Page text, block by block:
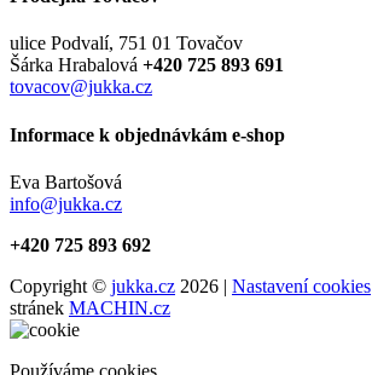
ulice Podvalí, 751 01 Tovačov
Šárka Hrabalová +420 725 893 691
tovacov@jukka.cz
Informace k objednávkám e-shop
Eva Bartošová
info@jukka.cz
+420 725 893 692
Copyright © jukka.cz 2026 | Nastavení cookies
stránek MACHIN.cz
Používáme cookies